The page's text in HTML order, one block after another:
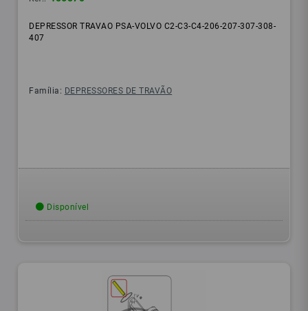
DEPRESSOR TRAVAO PSA-VOLVO C2-C3-C4-206-207-307-308-
407
Família: DEPRESSORES DE TRAVÃO
Disponível